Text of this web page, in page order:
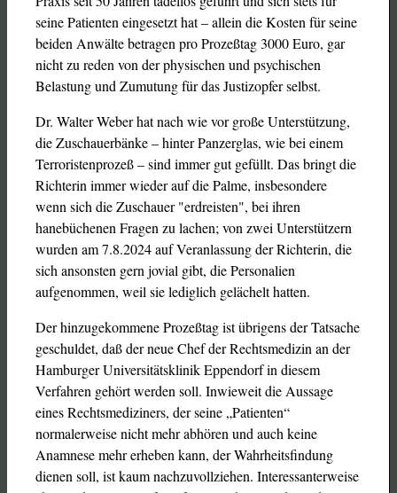
seine Patienten eingesetzt hat – allein die Kosten für seine
beiden Anwälte betragen pro Prozeßtag 3000 Euro, gar
nicht zu reden von der physischen und psychischen
Belastung und Zumutung für das Justizopfer selbst.
Dr. Walter Weber hat nach wie vor große Unterstützung,
die Zuschauerbänke – hinter Panzerglas, wie bei einem
Terroristenprozeß – sind immer gut gefüllt. Das bringt die
Richterin immer wieder auf die Palme, insbesondere
wenn sich die Zuschauer "erdreisten", bei ihren
hanebüchenen Fragen zu lachen; von zwei Unterstützern
wurden am 7.8.2024 auf Veranlassung der Richterin, die
sich ansonsten gern jovial gibt, die Personalien
aufgenommen, weil sie lediglich gelächelt hatten.
Der hinzugekommene Prozeßtag ist übrigens der Tatsache
geschuldet, daß der neue Chef der Rechtsmedizin an der
Hamburger Universitätsklinik Eppendorf in diesem
Verfahren gehört werden soll. Inwieweit die Aussage
eines Rechtsmediziners, der seine „Patienten“
normalerweise nicht mehr abhören und auch keine
Anamnese mehr erheben kann, der Wahrheitsfindung
dienen soll, ist kaum nachzuvollziehen. Interessanterweise